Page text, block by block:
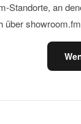
Standorte, an
über